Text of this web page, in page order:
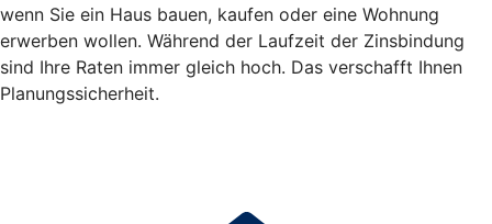
wenn Sie ein Haus bauen, kaufen oder eine Wohnung
erwerben wollen. Während der Laufzeit der Zinsbindung
sind Ihre Raten immer gleich hoch. Das verschafft Ihnen
Planungssicherheit.